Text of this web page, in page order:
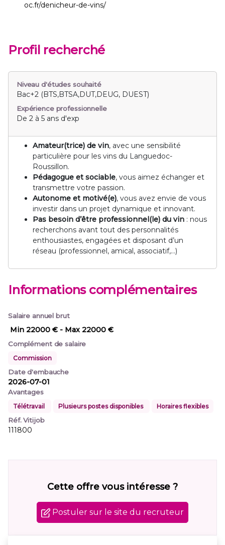
oc.fr/denicheur-de-vins/
Profil recherché
Niveau d'études souhaité
Bac+2 (BTS,BTSA,DUT,DEUG, DUEST)
Expérience professionnelle
De 2 à 5 ans d'exp
Amateur(trice) de vin, avec une sensibilité
particulière pour les vins du Languedoc-
Roussillon.
Pédagogue et sociable, vous aimez échanger et
transmettre votre passion.
Autonome et motivé(e), vous avez envie de vous
investir dans un projet dynamique et innovant.
Pas besoin d’être professionnel(le) du vin : nous
recherchons avant tout des personnalités
enthousiastes, engagées et disposant d’un
réseau (professionnel, amical, associatif,…)
Informations complémentaires
Salaire annuel brut
Min 22000 € - Max 22000 €
Complément de salaire
Commission
Date d'embauche
2026-07-01
Avantages
Télétravail Plusieurs postes disponibles Horaires flexibles
Réf. Vitijob
111800
Cette offre vous intéresse ?
Postuler sur le site du recruteur